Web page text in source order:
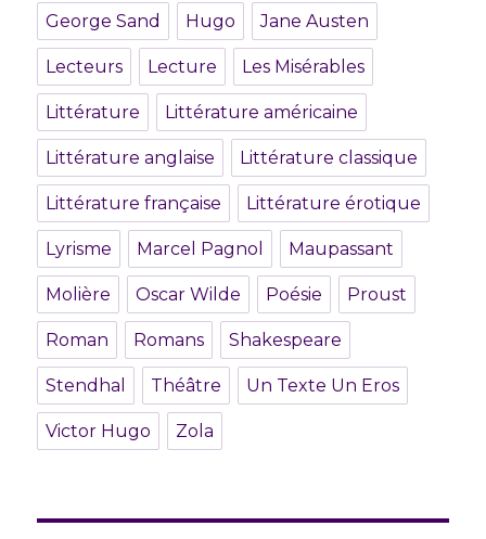
George Sand Hugo Jane Austen
Lecteurs Lecture Les Misérables
Littérature Littérature américaine
Littérature anglaise Littérature classique
Littérature française Littérature érotique
Lyrisme Marcel Pagnol Maupassant
Molière Oscar Wilde Poésie Proust
Roman Romans Shakespeare
Stendhal Théâtre Un Texte Un Eros
Victor Hugo Zola